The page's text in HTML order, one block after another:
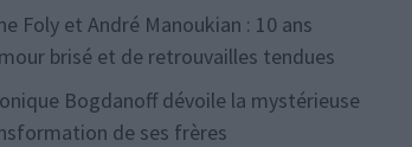
Foly et André Manoukian : 10 ans
brisé et de retrouvailles tendues
Bogdanoff dévoile la mystérieuse
de ses frères